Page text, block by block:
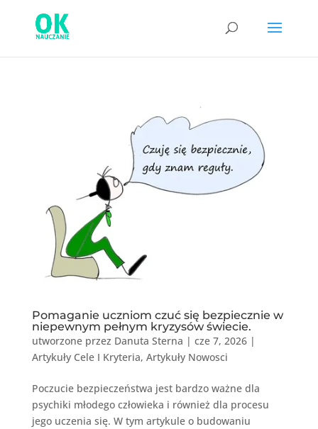
Pomaganie uczniom czuć się bezpiecznie w
niepewnym pełnym kryzysów świecie.
utworzone przez Danuta Sterna | cze 7, 2026|
Artykuły Cele I Kryteria, Artykuły Nowosci
Poczucie bezpieczeństwa jest bardzo ważne dla
psychiki młodego człowieka i również dla procesu
jego uczenia się. W tym artykule o budowaniu